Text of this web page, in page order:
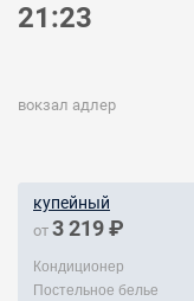
21:23
вокзал адлер
купейный
от 3 219 ₽
Кондиционер
Постельное белье